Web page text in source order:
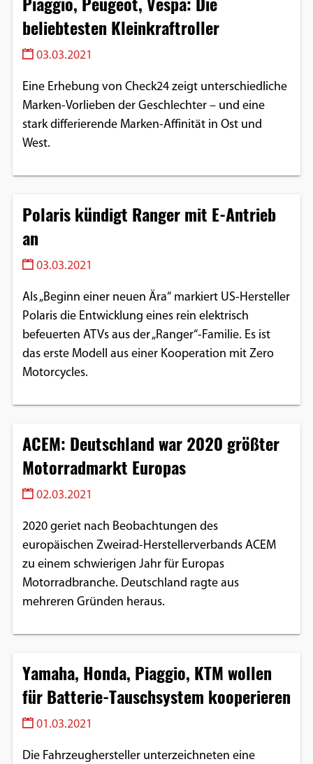
beliebtesten Kleinkraftroller
03.03.2021
Eine Erhebung von Check24 zeigt unterschiedliche
Marken-Vorlieben der Geschlechter – und eine
stark differierende Marken-Affinität in Ost und
West.
Polaris kündigt Ranger mit E-Antrieb
an
03.03.2021
Als „Beginn einer neuen Ära“ markiert US-Hersteller
Polaris die Entwicklung eines rein elektrisch
befeuerten ATVs aus der „Ranger“-Familie. Es ist
das erste Modell aus einer Kooperation mit Zero
Motorcycles.
ACEM: Deutschland war 2020 größter
Motorradmarkt Europas
02.03.2021
2020 geriet nach Beobachtungen des
europäischen Zweirad-Herstellerverbands ACEM
zu einem schwierigen Jahr für Europas
Motorradbranche. Deutschland ragte aus
mehreren Gründen heraus.
Yamaha, Honda, Piaggio, KTM wollen
für Batterie-Tauschsystem kooperieren
01.03.2021
Die Fahrzeughersteller unterzeichneten eine